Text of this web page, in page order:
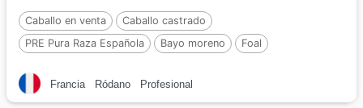
Caballo en venta
Caballo castrado
PRE Pura Raza Española
Bayo moreno Foal
Francia Ródano Profesional